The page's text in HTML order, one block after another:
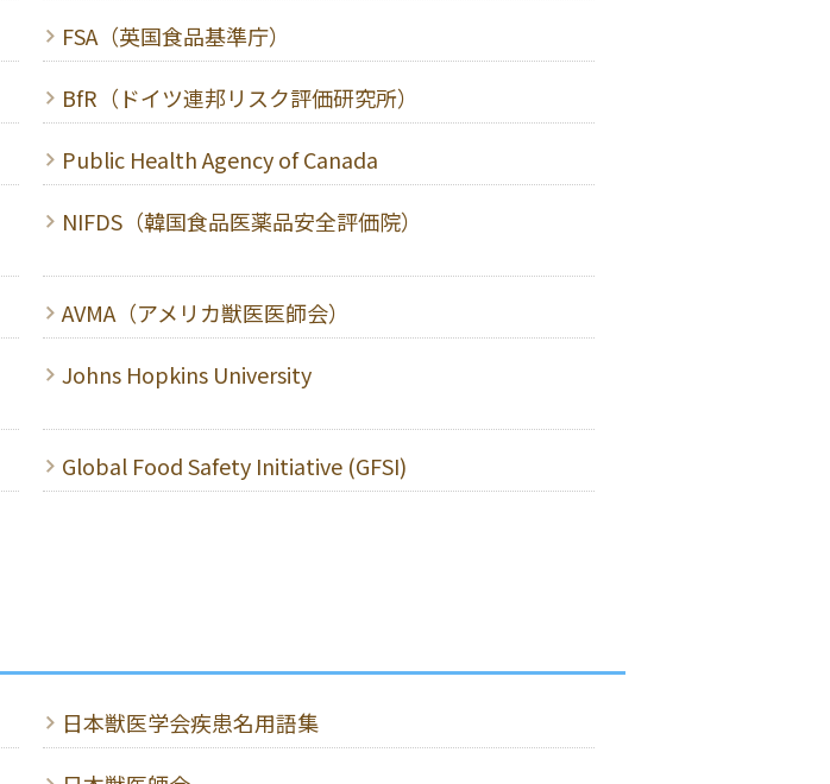
FSA（英国食品基準庁）
BfR（ドイツ連邦リスク評価研究所）
Public Health Agency of Canada
NIFDS（韓国食品医薬品安全評価院）
AVMA（アメリカ獣医医師会）
Johns Hopkins University
Global Food Safety Initiative (GFSI)
日本獣医学会疾患名用語集